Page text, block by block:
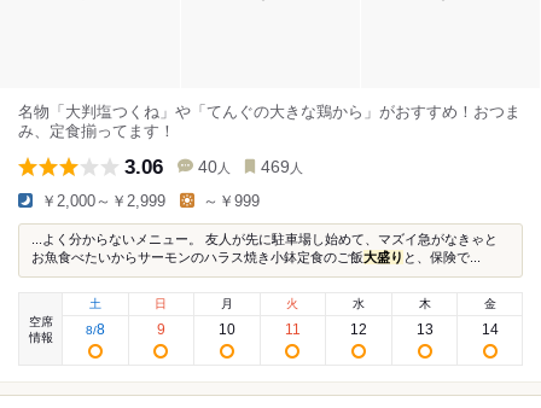
名物「大判塩つくね」や「てんぐの大きな鶏から」がおすすめ！おつま
み、定食揃ってます！
3.06 40 人 469 人
￥2,000～￥2,999 ～￥999
...よく分からないメニュー。 友人が先に駐車場し始めて、マズイ急がなきゃと
お魚食べたいからサーモンのハラス焼き小鉢定食のご飯大盛り と、保険で...
空席
情報
土
8/8
日
9
月
10
火
11
水
12
木
13
金
14